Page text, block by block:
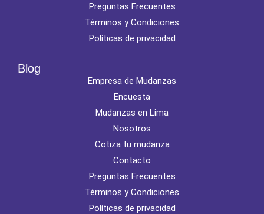
Preguntas Frecuentes
Términos y Condiciones
Políticas de privacidad
Blog
Empresa de Mudanzas
Encuesta
Mudanzas en Lima
Nosotros
Cotiza tu mudanza
Contacto
Preguntas Frecuentes
Términos y Condiciones
Políticas de privacidad